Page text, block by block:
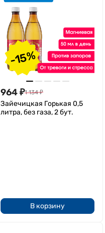
-15%
964₽1 134 ₽
Зайечицкая Горькая 0,5
литра, без газа, 2 бут.
В корзину